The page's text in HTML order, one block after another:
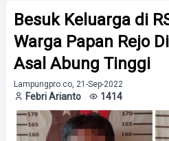
Besuk Keluarga di
Warga Papan Rejo
Asal Abung Tinggi
Lampungpro.co, 21-Sep-2022
Febri Arianto 1414